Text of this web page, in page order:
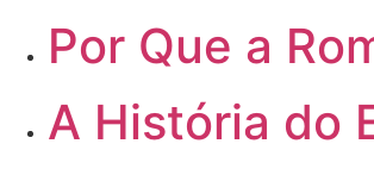
Por Que a
A História do